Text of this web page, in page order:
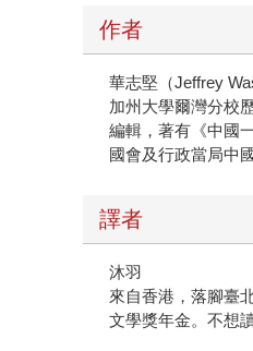
作者
華志堅（Jeffrey
加州大學爾灣分校
編輯，著有《中國
國會及行政當局中
譯者
沐羽
來自香港，落腳臺
文學獎年金。不想